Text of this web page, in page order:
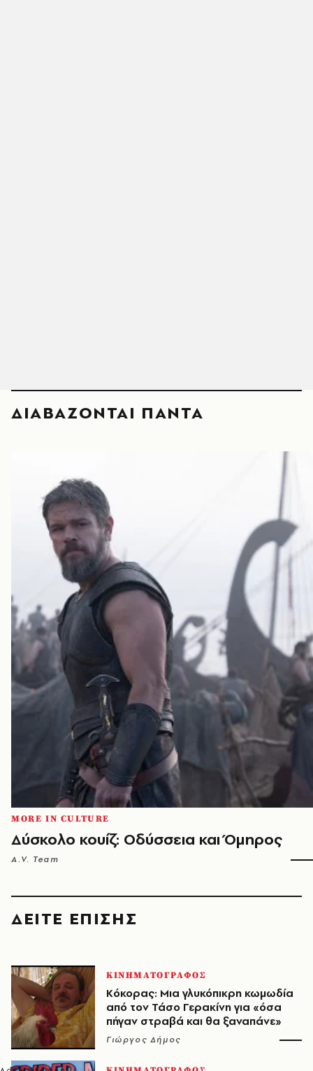
ΔΙΑΒΑΖΟΝΤΑΙ ΠΑΝΤΑ
MORE IN CULTURE
Δύσκολο κουίζ: Οδύσσεια και Όμηρος
A.V. Team
ΔΕΙΤΕ ΕΠΙΣΗΣ
ΚΙΝΗΜΑΤΟΓΡΑΦΟΣ
Κόκορας: Μια γλυκόπικρη κωμωδία
από τον Τάσο Γερακίνη για «όσα
πήγαν στραβά και θα ξαναπάνε»
Γιώργος Δήμος